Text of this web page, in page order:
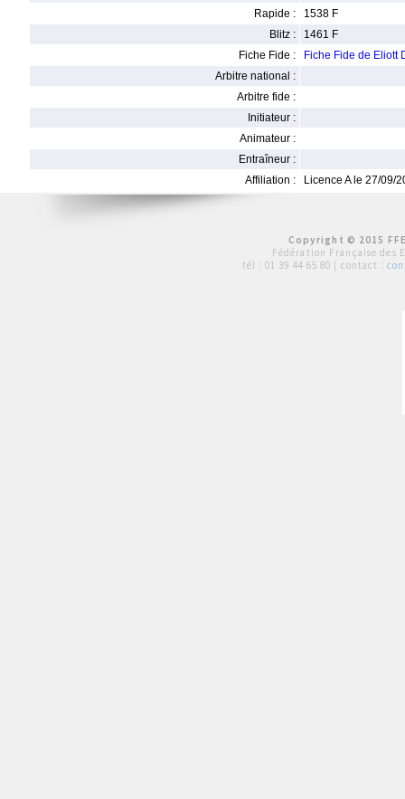
Rapide :
1538 F
Blitz :
1461 F
Fiche Fide :
Fiche Fide de Eliott
Arbitre national :
Arbitre fide :
Initiateur :
Animateur :
Entraîneur :
Affiliation :
Licence A le 27/09/
Copyright © 2015
Fédération Française des
tél : 01 39 44 65 80 | contact :